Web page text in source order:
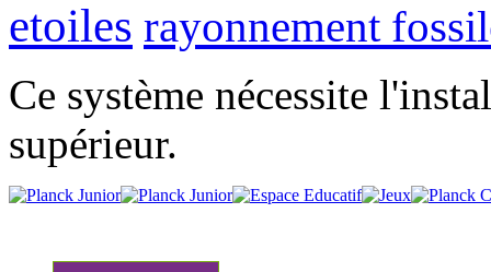
etoiles rayonnement
Ce système nécessite
supérieur.